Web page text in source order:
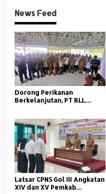
News Feed
Dorong Perikanan
Berkelanjutan, PT BLL
Tangkap
Latsar CPNS Gol III Angkatan
XIV dan XV Pemkab